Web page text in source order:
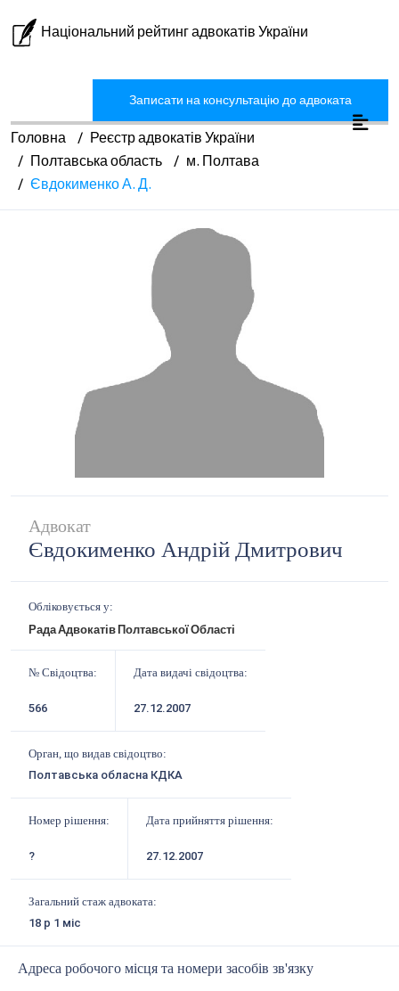
Національний рейтинг адвокатів України
Записати на консультацію до адвоката
Головна
Реєстр адвокатів України
Полтавська область
м. Полтава
Євдокименко А. Д.
Адвокат
Євдокименко Андрій Дмитрович
Обліковується у:
Рада Адвокатів Полтавської Області
№ Свідоцтва:
566
Дата видачі свідоцтва:
27.12.2007
Орган, що видав свідоцтво:
Полтавська обласна КДКА
Номер рішення:
?
Дата прийняття рішення:
27.12.2007
Загальний стаж адвоката:
18 р 1 міс
Адреса робочого місця та номери засобів зв'язку